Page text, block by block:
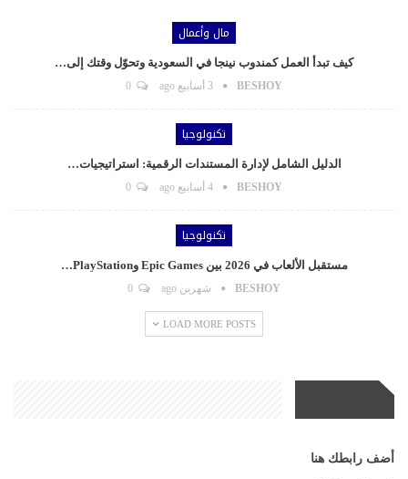
مال وأعمال
كيف تبدأ العمل كمندوب نينجا في السعودية وتحوّل وقتك إلى…
BESHOY 3 أسابيع ago
تكنولوجيا
الدليل الشامل لإدارة المستندات الرقمية: استراتيجيات…
BESHOY 4 أسابيع ago
تكنولوجيا
مستقبل الألعاب في 2026 بين Epic Games وPlayStation…
BESHOY شهرين ago
LOAD MORE POSTS
أضف رابطك هنا